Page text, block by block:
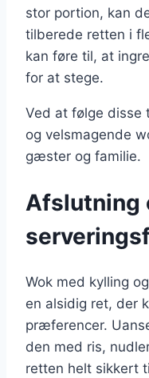
stor portion, kan
tilberede retten i
kan føre til, at
for at stege.
Ved at følge disse
og velsmagende
gæster og familie.
Afslutning
Wok med kylling
en alsidig ret, der
præferencer.
den med ris,
retten helt sikkert